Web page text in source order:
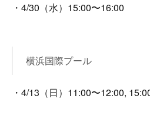
・4/30（水）15:00〜16:00
横浜国際プール
・4/13（日）11:00〜12:00,